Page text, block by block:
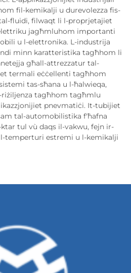
fil-kemikalji u durevolezza fis-
fluidi, filwaqt li l-proprjetajiet
jagħmluhom importanti
u l-elettronika. L-industrija
minn karatteristika tagħhom li
għall-attrezzatur tal-
termali eċċellenti tagħhom
tas-sħana u l-ħalwieqa,
tagħhom tagħmlu
pnevmatiċi. It-tubijiet
tal-automobilistika f'ħafna
tul vù daqs il-vakwu, fejn ir-
temperturi estremi u l-kemikalji